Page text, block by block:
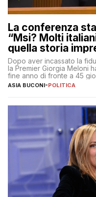
La conferenza
“Msi? Molti
quella storia
al 25 aprile”
Dopo aver incassato la
la Premier Giorgia Meloni
fine anno di fronte a 45
ASIA BUCONI-POLITICA